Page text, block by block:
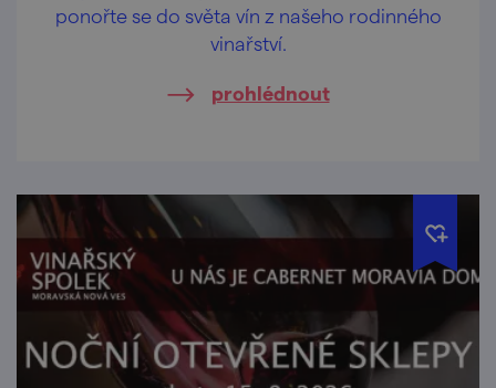
ponořte se do světa vín z našeho rodinného
vinařství.
prohlédnout